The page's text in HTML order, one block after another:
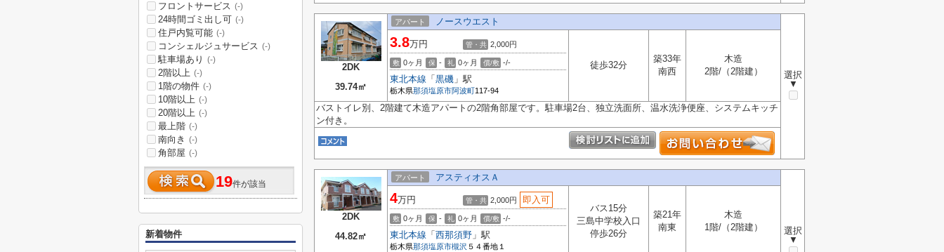
2DK
39.74㎡
アパート ノースウエスト
選択
▼
3.8万円 管・共 2,000円
敷 0ヶ月 保 - 礼 0ヶ月 償/敷 -/-
東北本線 「 黒磯 」駅
栃木県那須塩原市阿波町117-94
徒歩32分
築33年
南西
木造
2階/（2階建）
バストイレ別、2階建て木造アパートの2階角部屋です。駐車場2台、独立洗面所、温水洗浄便座、システムキッチ
ン付き。
2DK
44.82㎡
アパート アスティオスＡ
選択
▼
4万円 管・共 2,000円 即入可
敷 0ヶ月 保 - 礼 0ヶ月 償/敷 -/-
東北本線 「 西那須野 」駅
栃木県那須塩原市槻沢 ５４番地１
バス15分
三島中学校入口
停歩26分
築21年
南東
木造
1階/（2階建）
フロントサービス (-)
24時間ゴミ出し可 (-)
住戸内覧可能 (-)
コンシェルジュサービス (-)
駐車場あり (-)
2階以上 (-)
1階の物件 (-)
10階以上 (-)
20階以上 (-)
最上階 (-)
南向き (-)
角部屋 (-)
19件が該当
新着物件